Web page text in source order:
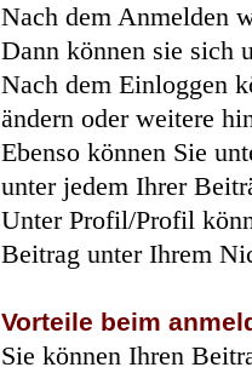
Nach dem Anmelden
Dann können sie sich
Nach dem Einloggen
ändern oder weitere
Ebenso können Sie
unter jedem Ihrer
Unter Profil/Profil
Beitrag unter Ihrem
Vorteile beim
Sie können Ihren